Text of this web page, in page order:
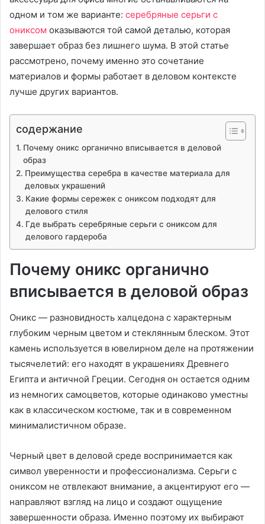
одном и том же варианте: серебряные серьги с
ониксом оказываются той самой деталью, которая
завершает образ без лишнего шума. В этой статье
рассмотрено, почему именно это сочетание
материалов и формы работает в деловом контексте
лучше других вариантов.
содержание
Почему оникс органично вписывается в деловой
образ
Преимущества серебра в качестве материала для
деловых украшений
Какие формы сережек с ониксом подходят для
делового стиля
Где выбрать серебряные серьги с ониксом для
делового гардероба
Почему оникс органично
вписывается в деловой образ
Оникс — разновидность халцедона с характерным
глубоким черным цветом и стеклянным блеском. Этот
камень используется в ювелирном деле на протяжении
тысячелетий: его находят в украшениях Древнего
Египта и античной Греции. Сегодня он остается одним
из немногих самоцветов, которые одинаково уместны
как в классическом костюме, так и в современном
минималистичном образе.
Черный цвет в деловой среде воспринимается как
символ уверенности и профессионализма. Серьги с
ониксом не отвлекают внимание, а акцентируют его —
направляют взгляд на лицо и создают ощущение
завершенности образа. Именно поэтому их выбирают